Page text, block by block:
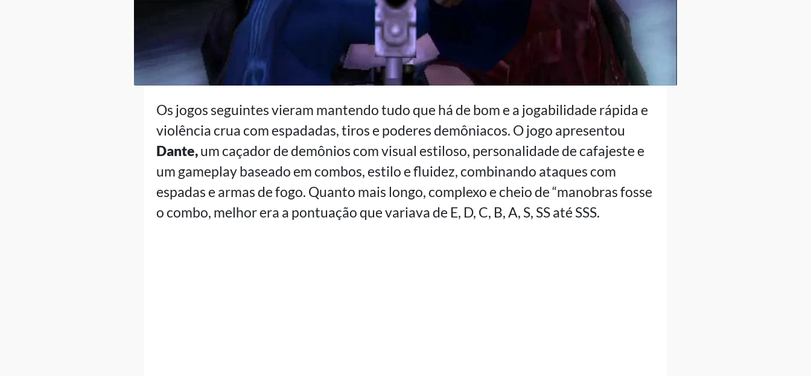
Os jogos seguintes vieram mantendo tudo que há de bom e a jogabilidade rápida e
violência crua com espadadas, tiros e poderes demôniacos. O jogo apresentou
Dante,um caçador de demônios com visual estiloso, personalidade de cafajeste e
um gameplay baseado em combos, estilo e fluidez, combinando ataques com
espadas e armas de fogo. Quanto mais longo, complexo e cheio de “manobras fosse
o combo, melhor era a pontuação que variava de E, D, C, B, A, S, SS até SSS.